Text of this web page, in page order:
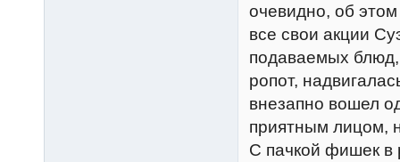
очевидно, об
все свои акции
подаваемых
ропот,
внезапно вошел
приятным лицом,
С пачкой фишек в